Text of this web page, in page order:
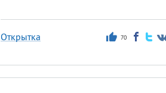
Открытка 70